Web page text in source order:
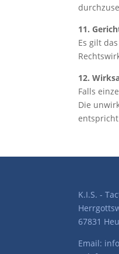
11.
Es gilt
12.
Falls
Die
entspricht
K.I.S. -
67831
Email: